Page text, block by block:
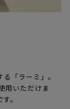
「ラーミ」。
用いただけま
。